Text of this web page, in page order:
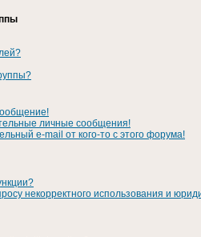
личные сообщения!
e-mail от кого-то с этого форума!
некорректного использования и